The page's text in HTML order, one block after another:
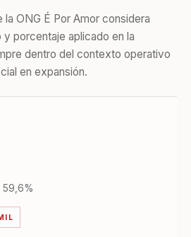
la ONG É Por Amor considera
porcentaje aplicado en la
dentro del contexto operativo
en expansión.
59,6%